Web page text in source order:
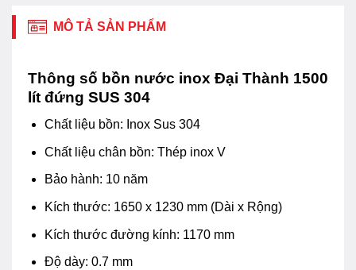
MÔ TẢ SẢN PHẨM
Thông số bồn nước inox Đại Thành 1500
lít đứng SUS 304
Chất liệu bồn: Inox Sus 304
Chất liệu chân bồn: Thép inox V
Bảo hành: 10 năm
Kích thước: 1650 x 1230 mm (Dài x Rộng)
Kích thước đường kính: 1170 mm
Độ dày: 0.7 mm